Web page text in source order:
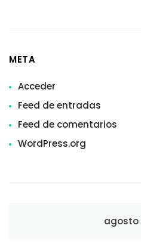
META
Acceder
Feed de entradas
Feed de comentarios
WordPress.org
agosto